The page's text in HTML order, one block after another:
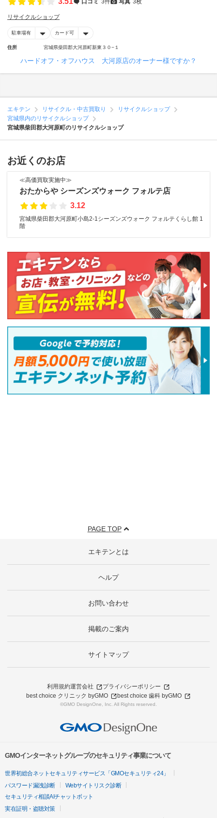
リサイクルショップ
駐車場有 カード可
住所 宮城県柴田郡大河原町新東３０−１
ハードオフ・オフハウス 大河原店のオーナー様ですか？
エキテン リサイクル・中古買取り
リサイクルショップ
宮城県内のリサイクルショップ
宮城県柴田郡大河原町のリサイクルショップ
お近くのお店
≪高価買取実施中≫
おたからや シーズンズウォーク フォルテ店
3.12
宮城県柴田郡大河原町小島2-1シーズンズウォーク フォルテくらし館 1
階
PAGE TOP
エキテンとは
ヘルプ
お問い合わせ
掲載のご案内
サイトマップ
利用規約運営会社
プライバシーポリシー
best choice クリニック byGMO
best choice 歯科 byGMO
©GMO DesignOne, Inc. All Rights reserved.
GMOインターネットグループのセキュリティ事業について
世界初総合ネットセキュリティサービス「GMOセキュリティ24」
パスワード漏洩診断
Webサイトリスク診断
セキュリティ相談AIチャットボット
実在証明・盗聴対策